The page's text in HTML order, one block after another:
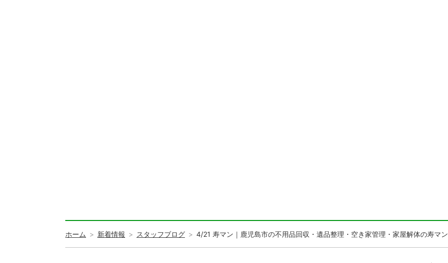
ホーム 新着情報 スタッフブログ 4/21 寿マン｜鹿児島市の不用品回収・遺品整理・空き家管理・家屋解体の寿マン